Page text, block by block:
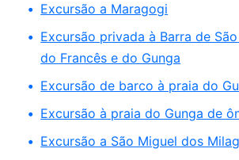
Excursão a Maragogi
Excursão privada à Barra de
do Francês e do Gunga
Excursão de barco à praia do
Excursão à praia do Gunga de
Excursão a São Miguel dos